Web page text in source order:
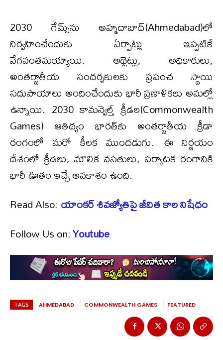
2030 గేమ్స్‌ను అహ్మదాబాద్‌(Ahmedabad)లో
నిర్వహించేందుకు ఏర్పాట్లు ఇప్పటికే
వేగవంతమయ్యాయి. అథ్లెట్లు, అధికారులు,
అంతర్జాతీయ సందర్శకులకు ప్రపంచ స్థాయి
సదుపాయాలు అందించేందుకు భారీ ప్రణాళికలు అమల్లో
ఉన్నాయి. 2030 కామన్వెల్త్ క్రీడల(Commonwealth
Games) ఆతిథ్యం భారత్‌కు అంతర్జాతీయ క్రీడా
రంగంలో మరో కీలక ముందడుగు. ఈ నిర్ణయం
దేశంలో క్రీడలు, మౌలిక వసతులు, పర్యాటక రంగానికి
భారీ ఊతం ఇచ్చే అవకాశం ఉంది.
Read Also: యాంకర్ శివజ్యోతిపై జీవిత కాల నిషేధం
Follow Us on:Youtube
TAGS AHMEDABAD COMMONWEALTH GAMES FEATURED